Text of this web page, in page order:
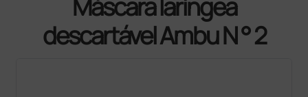
Máscara laríngea
descartável Ambu N ° 2